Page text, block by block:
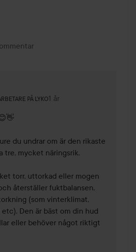
PÅ LYKO
roll: Medarbetare på Lyko.
1 år
Kommentaren lades 1 år
du undrar om är den rikaste
tre, mycket näringsrik.
torr, uttorkad eller mogen
återställer fuktbalansen,
(som vinterklimat,
Den är bäst om din hud
eller behöver något riktigt